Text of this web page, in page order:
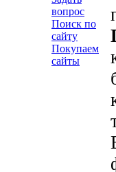
вопрос
Поиск по
сайту
Покупаем
сайты